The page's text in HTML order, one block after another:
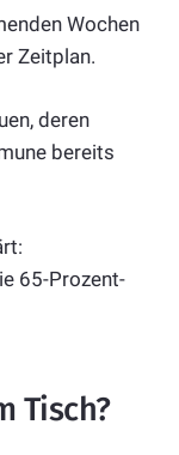
Wochen
Zeitplan.
deren
bereits
65-Prozent-
Tisch?